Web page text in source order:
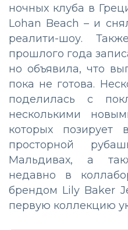
ночных клуба в
Lohan Beach – и
реалити-шоу.
прошлого года
но объявила, что
пока не готова.
поделилась с
несколькими
которых
просторной
Мальдивах, а
недавно в
брендом Lily Baker
первую коллекцию